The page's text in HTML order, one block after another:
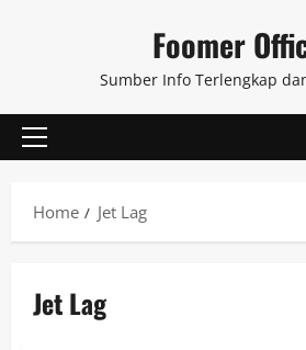
Foomer
Sumber Info Terlengkap
Primary
Home
Jet Lag
Jet Lag